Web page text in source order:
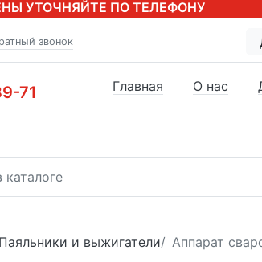
УТОЧНЯЙТЕ ПО ТЕЛЕФОНУ
звонок
71 Главная О нас
Паяльники и выжигатели Аппарат